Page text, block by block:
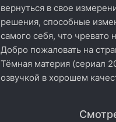
вернуться в свое
решения, способные
самого себя, что
Добро пожаловать на
Тёмная материя (сериал
озвучкой в хорошем